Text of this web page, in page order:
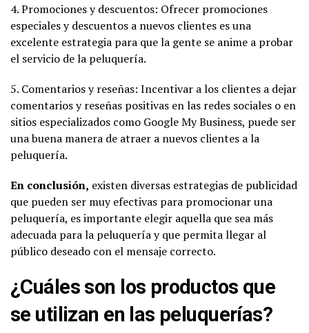
4. Promociones y descuentos: Ofrecer promociones
especiales y descuentos a nuevos clientes es una
excelente estrategia para que la gente se anime a probar
el servicio de la peluquería.
5. Comentarios y reseñas: Incentivar a los clientes a dejar
comentarios y reseñas positivas en las redes sociales o en
sitios especializados como Google My Business, puede ser
una buena manera de atraer a nuevos clientes a la
peluquería.
En conclusión, existen diversas estrategias de publicidad
que pueden ser muy efectivas para promocionar una
peluquería, es importante elegir aquella que sea más
adecuada para la peluquería y que permita llegar al
público deseado con el mensaje correcto.
¿Cuáles son los productos que
se utilizan en las peluquerías?